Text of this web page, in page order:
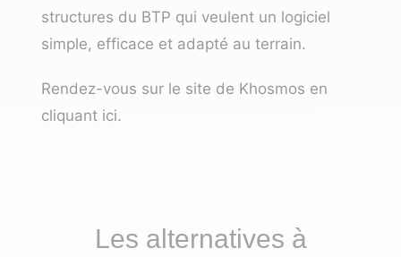
structures du BTP qui veulent un logiciel
simple, efficace et adapté au terrain.
Rendez-vous sur le site de Khosmos en
cliquant ici.
Les alternatives à